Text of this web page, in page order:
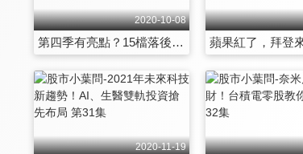
2020-10-08
第四季有亮點？15檔落後補漲股看俏 第25集
2020-11-19